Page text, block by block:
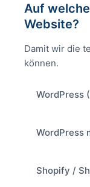
Auf
Website?
Damit wir die
können.
WordPress
WordPress
Shopify /